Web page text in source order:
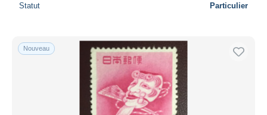
Statut Particulier
Nouveau